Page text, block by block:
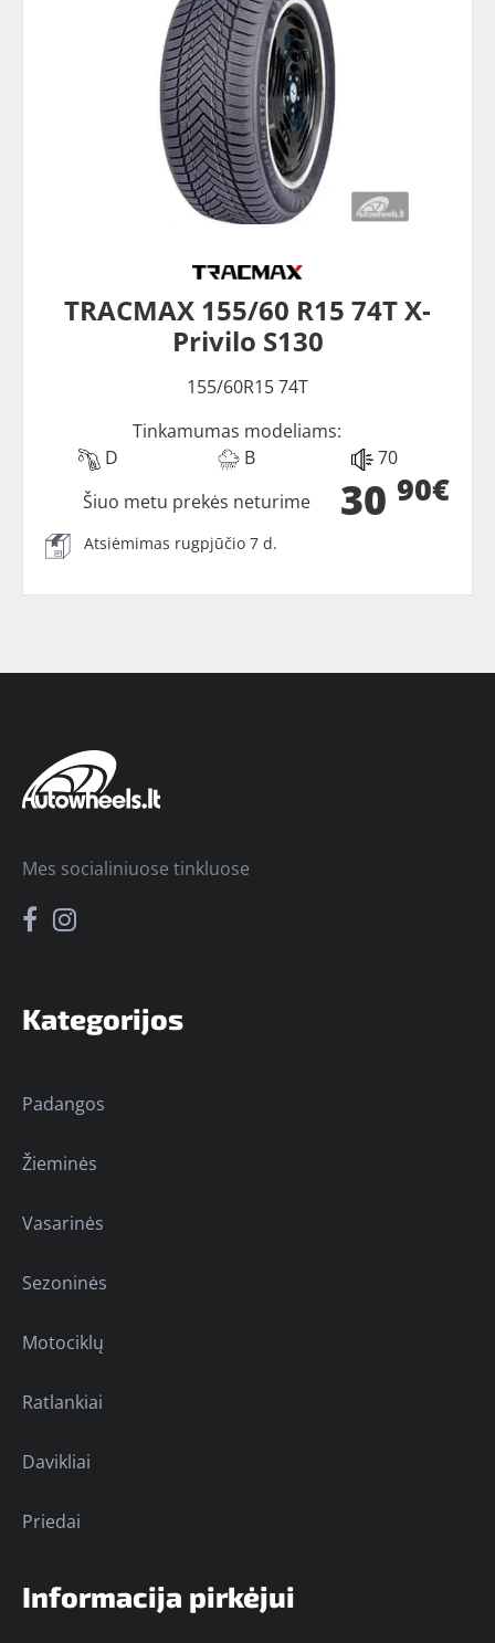
TRACMAX 155/60 R15 74T X-
Privilo S130
155/60R15 74T
Tinkamumas modeliams:
D
B 70
30 90€
Šiuo metu prekės neturime
Atsiėmimas rugpjūčio 7 d.
Kategorijos
Padangos
Žieminės
Vasarinės
Sezoninės
Motociklų
Ratlankiai
Davikliai
Priedai
Informacija pirkėjui
Mes socialiniuose tinkluose